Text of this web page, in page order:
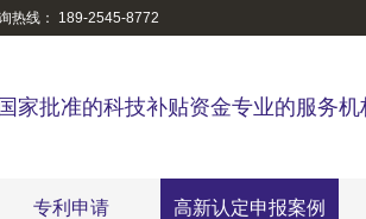
热线： 189-2545-8772
家批准的科技补贴资金专业的服务机
专利申请 高新认定申报案例